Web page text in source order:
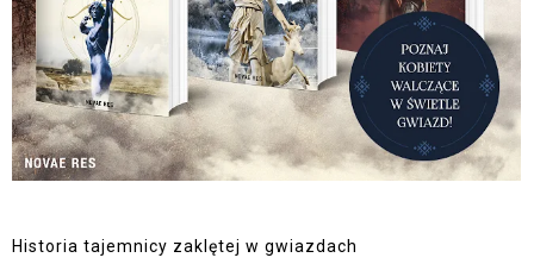
Historia tajemnicy zaklętej w gwiazdach